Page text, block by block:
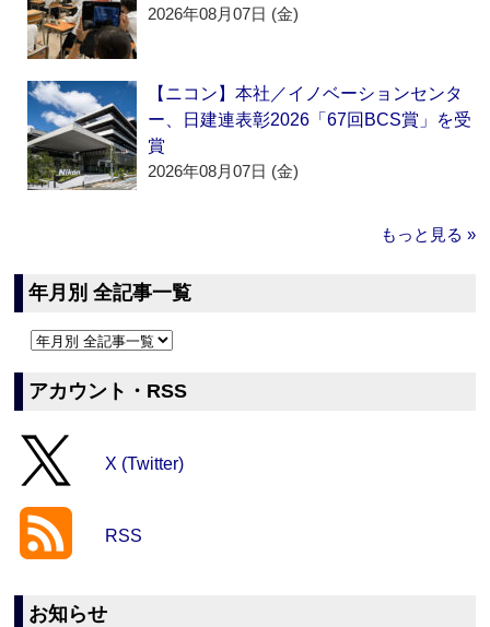
2026年08月07日 (金)
【ニコン】本社／イノベーションセンタ
ー、日建連表彰2026「67回BCS賞」を受
賞
2026年08月07日 (金)
もっと見る »
年月別 全記事一覧
アカウント・RSS
X (Twitter)
RSS
お知らせ